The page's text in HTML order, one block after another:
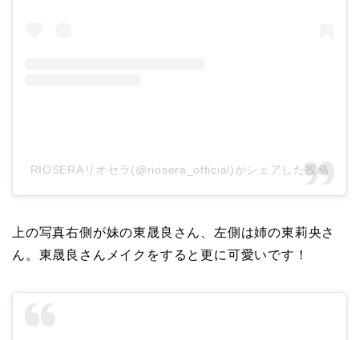
RIOSERAリオセラ(@riosera_official)がシェアした投稿
上の写真右側が妹の東晟良さん、左側は姉の東莉央さ
ん。東晟良さんメイクをすると更に可愛いです！